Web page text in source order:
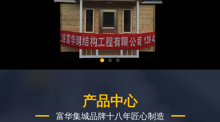
产品中心
富华集城品牌十八年匠心制造